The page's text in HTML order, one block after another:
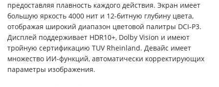
предоставляя плавность каждого действия. Экран имеет
большую яркость 4000 нит и 12-битную глубину цвета,
отображая широкий диапазон цветовой палитры DCI-P3.
Дисплей поддерживает HDR10+, Dolby Vision и имеют
тройную сертификацию TUV Rheinland. Девайс имеет
множество ИИ-функций, автоматически корректирующих
параметры изображения.